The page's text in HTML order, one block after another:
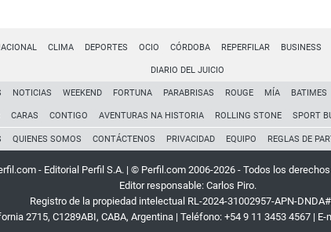
CLIMA DEPORTES OCIO CÓRDOBA REPERFILAR BUSINESS
DIARIO DEL JUICIO
NOTICIAS WEEKEND FORTUNA PARABRISAS ROUGE MÍA BATIMES
CARAS CONTIGO AVENTURAS NA HISTORIA ROLLING STONE SPORT
QUIENES SOMOS CONTÁCTENOS PRIVACIDAD EQUIPO REGLAS DE
- Editorial Perfil S.A. | © Perfil.com 2006-2026 - Todos los
Editor responsable: Carlos Piro.
Registro de la propiedad intelectual RL-2024-31002957-APN-
2715, C1289ABI, CABA, Argentina| Teléfono: +54 9 11 3453 4567| E-